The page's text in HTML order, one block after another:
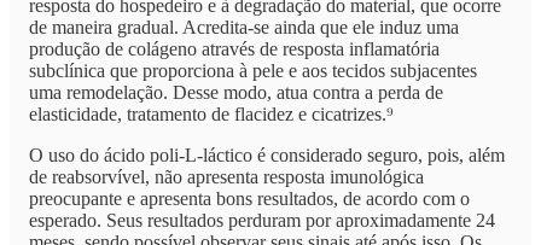
resposta do hospedeiro e à degradação do material, que ocorre
de maneira gradual. Acredita-se ainda que ele induz uma
produção de colágeno através de resposta inflamatória
subclínica que proporciona à pele e aos tecidos subjacentes
uma remodelação. Desse modo, atua contra a perda de
elasticidade, tratamento de flacidez e cicatrizes.⁹
O uso do ácido poli-L-láctico é considerado seguro, pois, além
de reabsorvível, não apresenta resposta imunológica
preocupante e apresenta bons resultados, de acordo com o
esperado. Seus resultados perduram por aproximadamente 24